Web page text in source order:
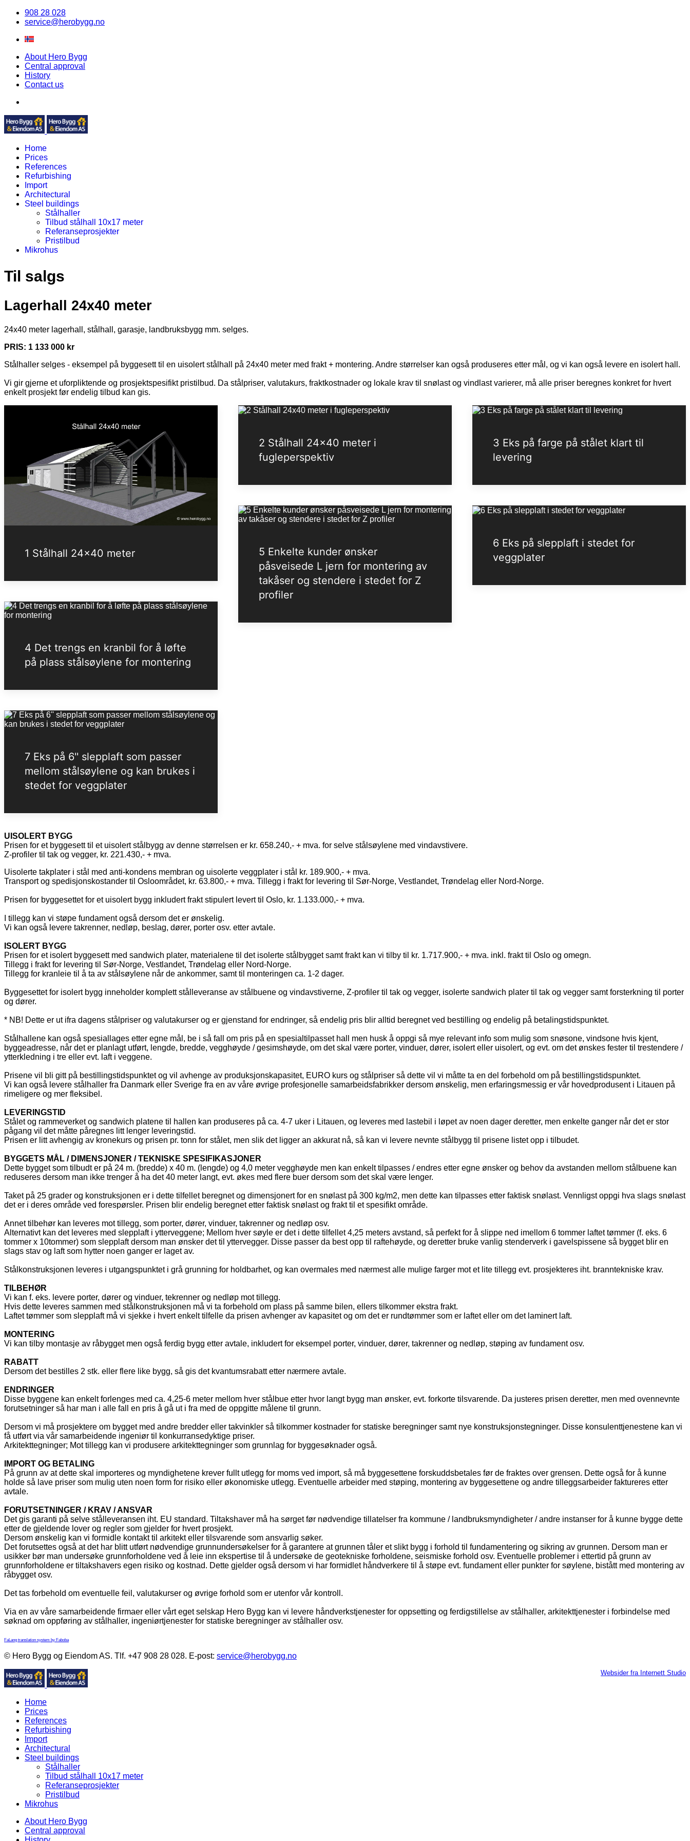
908 28 028
service@herobygg.no
About Hero Bygg
Central approval
History
Contact us
Home
Prices
References
Refurbishing
Import
Architectural
Steel buildings
Stålhaller
Tilbud stålhall 10x17 meter
Referanseprosjekter
Pristilbud
Mikrohus
Til salgs
Lagerhall 24x40 meter
24x40 meter lagerhall, stålhall, garasje, landbruksbygg mm. selges.
PRIS: 1 133 000 kr
Stålhaller selges - eksempel på byggesett til en uisolert stålhall på 24x40 meter med frakt + montering. Andre størrelser kan også produseres etter mål, og vi kan også levere en isolert hall.
Vi gir gjerne et uforpliktende og prosjektspesifikt pristilbud. Da stålpriser, valutakurs, fraktkostnader og lokale krav til snølast og vindlast varierer, må alle priser beregnes konkret for hvert
enkelt prosjekt før endelig tilbud kan gis.
1 Stålhall 24x40 meter
2 Stålhall 24x40 meter i
fugleperspektiv
3 Eks på farge på stålet klart til
levering
4 Det trengs en kranbil for å løfte
på plass stålsøylene for montering
5 Enkelte kunder ønsker
påsveisede L jern for montering av
takåser og stendere i stedet for Z
profiler
6 Eks på slepplaft i stedet for
veggplater
7 Eks på 6'' slepplaft som passer
mellom stålsøylene og kan brukes i
stedet for veggplater
UISOLERT BYGG
Prisen for et byggesett til et uisolert stålbygg av denne størrelsen er kr. 658.240,- + mva. for selve stålsøylene med vindavstivere.
Z-profiler til tak og vegger, kr. 221.430,- + mva.
Uisolerte takplater i stål med anti-kondens membran og uisolerte veggplater i stål kr. 189.900,- + mva.
Transport og spedisjonskostander til Osloområdet, kr. 63.800,- + mva. Tillegg i frakt for levering til Sør-Norge, Vestlandet, Trøndelag eller Nord-Norge.
Prisen for byggesettet for et uisolert bygg inkludert frakt stipulert levert til Oslo, kr. 1.133.000,- + mva.
I tillegg kan vi støpe fundament også dersom det er ønskelig.
Vi kan også levere takrenner, nedløp, beslag, dører, porter osv. etter avtale.
ISOLERT BYGG
Prisen for et isolert byggesett med sandwich plater, materialene til det isolerte stålbygget samt frakt kan vi tilby til kr. 1.717.900,- + mva. inkl. frakt til Oslo og omegn.
Tillegg i frakt for levering til Sør-Norge, Vestlandet, Trøndelag eller Nord-Norge.
Tillegg for kranleie til å ta av stålsøylene når de ankommer, samt til monteringen ca. 1-2 dager.
Byggesettet for isolert bygg inneholder komplett stålleveranse av stålbuene og vindavstiverne, Z-profiler til tak og vegger, isolerte sandwich plater til tak og vegger samt forsterkning til porter
og dører.
* NB! Dette er ut ifra dagens stålpriser og valutakurser og er gjenstand for endringer, så endelig pris blir alltid beregnet ved bestilling og endelig på betalingstidspunktet.
Stålhallene kan også spesiallages etter egne mål, be i så fall om pris på en spesialtilpasset hall men husk å oppgi så mye relevant info som mulig som snøsone, vindsone hvis kjent,
byggeadresse, når det er planlagt utført, lengde, bredde, vegghøyde / gesimshøyde, om det skal være porter, vinduer, dører, isolert eller uisolert, og evt. om det ønskes fester til trestendere /
ytterkledning i tre eller evt. laft i veggene.
Prisene vil bli gitt på bestillingstidspunktet og vil avhenge av produksjonskapasitet, EURO kurs og stålpriser så dette vil vi måtte ta en del forbehold om på bestillingstidspunktet.
Vi kan også levere stålhaller fra Danmark eller Sverige fra en av våre øvrige profesjonelle samarbeidsfabrikker dersom ønskelig, men erfaringsmessig er vår hovedprodusent i Litauen på
rimeligere og mer fleksibel.
LEVERINGSTID
Stålet og rammeverket og sandwich platene til hallen kan produseres på ca. 4-7 uker i Litauen, og leveres med lastebil i løpet av noen dager deretter, men enkelte ganger når det er stor
pågang vil det måtte påregnes litt lenger leveringstid.
Prisen er litt avhengig av kronekurs og prisen pr. tonn for stålet, men slik det ligger an akkurat nå, så kan vi levere nevnte stålbygg til prisene listet opp i tilbudet.
BYGGETS MÅL / DIMENSJONER / TEKNISKE SPESIFIKASJONER
Dette bygget som tilbudt er på 24 m. (bredde) x 40 m. (lengde) og 4,0 meter vegghøyde men kan enkelt tilpasses / endres etter egne ønsker og behov da avstanden mellom stålbuene kan
reduseres dersom man ikke trenger å ha det 40 meter langt, evt. økes med flere buer dersom som det skal være lenger.
Taket på 25 grader og konstruksjonen er i dette tilfellet beregnet og dimensjonert for en snølast på 300 kg/m2, men dette kan tilpasses etter faktisk snølast. Vennligst oppgi hva slags snølast
det er i deres område ved forespørsler. Prisen blir endelig beregnet etter faktisk snølast og frakt til et spesifikt område.
Annet tilbehør kan leveres mot tillegg, som porter, dører, vinduer, takrenner og nedløp osv.
Alternativt kan det leveres med slepplaft i ytterveggene; Mellom hver søyle er det i dette tilfellet 4,25 meters avstand, så perfekt for å slippe ned imellom 6 tommer laftet tømmer (f. eks. 6
tommer x 10tommer) som slepplaft dersom man ønsker det til yttervegger. Disse passer da best opp til raftehøyde, og deretter bruke vanlig stenderverk i gavelspissene så bygget blir en
slags stav og laft som hytter noen ganger er laget av.
Stålkonstruksjonen leveres i utgangspunktet i grå grunning for holdbarhet, og kan overmales med nærmest alle mulige farger mot et lite tillegg evt. prosjekteres iht. branntekniske krav.
TILBEHØR
Vi kan f. eks. levere porter, dører og vinduer, tekrenner og nedløp mot tillegg.
Hvis dette leveres sammen med stålkonstruksjonen må vi ta forbehold om plass på samme bilen, ellers tilkommer ekstra frakt.
Laftet tømmer som slepplaft må vi sjekke i hvert enkelt tilfelle da prisen avhenger av kapasitet og om det er rundtømmer som er laftet eller om det laminert laft.
MONTERING
Vi kan tilby montasje av råbygget men også ferdig bygg etter avtale, inkludert for eksempel porter, vinduer, dører, takrenner og nedløp, støping av fundament osv.
RABATT
Dersom det bestilles 2 stk. eller flere like bygg, så gis det kvantumsrabatt etter nærmere avtale.
ENDRINGER
Disse byggene kan enkelt forlenges med ca. 4,25-6 meter mellom hver stålbue etter hvor langt bygg man ønsker, evt. forkorte tilsvarende. Da justeres prisen deretter, men med ovennevnte
forutsetninger så har man i alle fall en pris å gå ut i fra med de oppgitte målene til grunn.
Dersom vi må prosjektere om bygget med andre bredder eller takvinkler så tilkommer kostnader for statiske beregninger samt nye konstruksjonstegninger. Disse konsulenttjenestene kan vi
få utført via vår samarbeidende ingeniør til konkurransedyktige priser.
Arkitekttegninger; Mot tillegg kan vi produsere arkitekttegninger som grunnlag for byggesøknader også.
IMPORT OG BETALING
På grunn av at dette skal importeres og myndighetene krever fullt utlegg for moms ved import, så må byggesettene forskuddsbetales før de fraktes over grensen. Dette også for å kunne
holde så lave priser som mulig uten noen form for risiko eller økonomiske utlegg. Eventuelle arbeider med støping, montering av byggesettene og andre tilleggsarbeider faktureres etter
avtale.
FORUTSETNINGER / KRAV / ANSVAR
Det gis garanti på selve stålleveransen iht. EU standard. Tiltakshaver må ha sørget før nødvendige tillatelser fra kommune / landbruksmyndigheter / andre instanser for å kunne bygge dette
etter de gjeldende lover og regler som gjelder for hvert prosjekt.
Dersom ønskelig kan vi formidle kontakt til arkitekt eller tilsvarende som ansvarlig søker.
Det forutsettes også at det har blitt utført nødvendige grunnundersøkelser for å garantere at grunnen tåler et slikt bygg i forhold til fundamentering og sikring av grunnen. Dersom man er
usikker bør man undersøke grunnforholdene ved å leie inn ekspertise til å undersøke de geotekniske forholdene, seismiske forhold osv. Eventuelle problemer i ettertid på grunn av
grunnforholdene er tiltakshavers egen risiko og kostnad. Dette gjelder også dersom vi har formidlet håndverkere til å støpe evt. fundament eller punkter for søylene, bistått med montering av
råbygget osv.
Det tas forbehold om eventuelle feil, valutakurser og øvrige forhold som er utenfor vår kontroll.
Via en av våre samarbeidende firmaer eller vårt eget selskap Hero Bygg kan vi levere håndverkstjenester for oppsetting og ferdigstillelse av stålhaller, arkitekttjenester i forbindelse med
søknad om oppføring av stålhaller, ingeniørtjenester for statiske beregninger av stålhaller osv.
FaLang translation system by Faboba
© Hero Bygg og Eiendom AS. Tlf. +47 908 28 028. E-post: service@herobygg.no
Websider fra Internett Studio
Home
Prices
References
Refurbishing
Import
Architectural
Steel buildings
Stålhaller
Tilbud stålhall 10x17 meter
Referanseprosjekter
Pristilbud
Mikrohus
About Hero Bygg
Central approval